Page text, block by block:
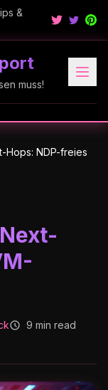
&
muss!
Hops: NDP-freies
9 min read